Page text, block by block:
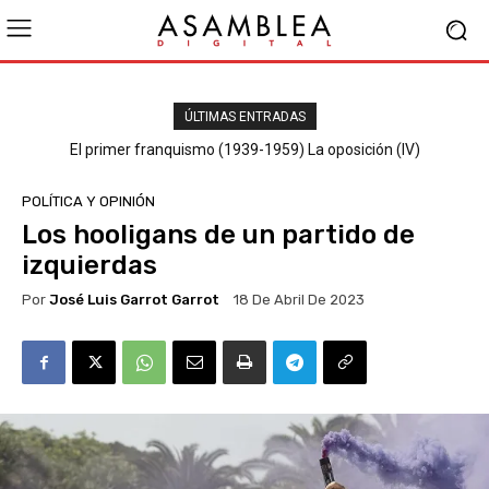
ÚLTIMAS ENTRADAS
El primer franquismo (1939-1959) La oposición (IV)
El primer franquismo (1939-1959) La oposición (III) El PSOE
POLÍTICA Y OPINIÓN
Los hooligans de un partido de
izquierdas
Por José Luis Garrot Garrot 18 De Abril De 2023